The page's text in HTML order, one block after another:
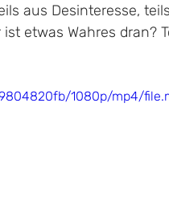
aus Desinteresse,
etwas Wahres dran?
1080p/mp4/